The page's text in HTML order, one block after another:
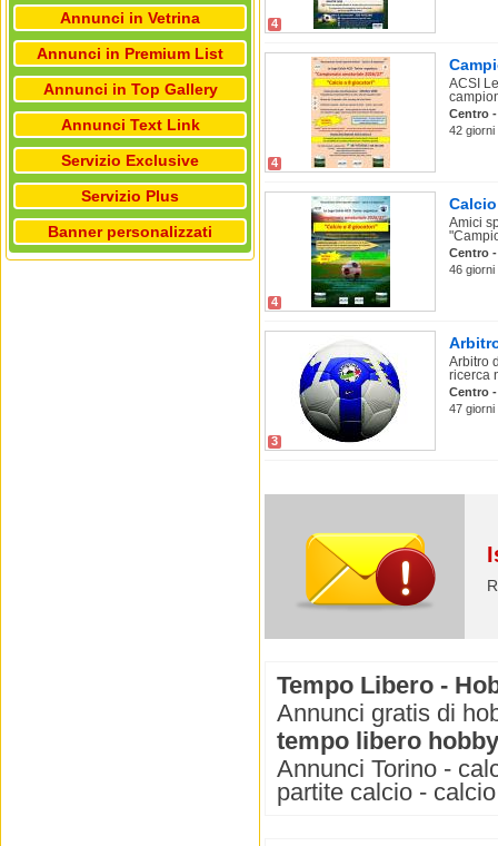
Annunci in Vetrina
Annunci in Premium List
Annunci in Top Gallery
Annunci Text Link
Servizio Exclusive
Servizio Plus
Banner personalizzati
4
4
ACSI
Centro
42 giorni
4
Amici
Centro
46 giorni
3
Arbitro
ricerca
Centro
47 giorni
Tempo Libero -
Annunci gratis di
tempo libero
Annunci Torino -
partite calcio -